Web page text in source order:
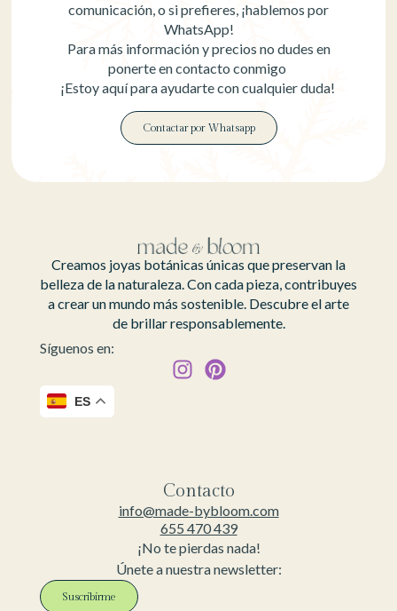
comunicación, o si prefieres, ¡hablemos por
WhatsApp!
Para más información y precios no dudes en
ponerte en contacto conmigo
¡Estoy aquí para ayudarte con cualquier duda!
Contactar por Whatsapp
Creamos joyas botánicas únicas que preservan la
belleza de la naturaleza. Con cada pieza, contribuyes
a crear un mundo más sostenible. Descubre el arte
de brillar responsablemente.
Síguenos en:
ES
Contacto
info@made-bybloom.com
655 470 439
¡No te pierdas nada!
Únete a nuestra newsletter:
Suscribirme